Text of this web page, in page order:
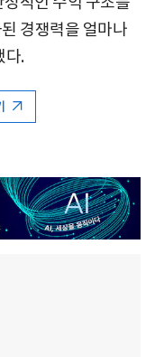
경쟁력을 얼마나
다.